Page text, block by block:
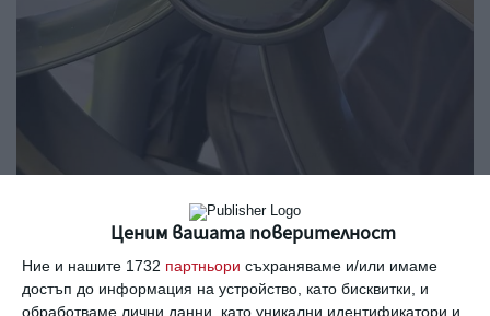
Ценим вашата поверителност
Ние и нашите 1732 партньори съхраняваме и/или имаме
достъп до информация на устройство, като бисквитки, и
обработваме лични данни, като уникални идентификатори и
Тодор Салпаров монтира колелата. Снимка:
Instagram